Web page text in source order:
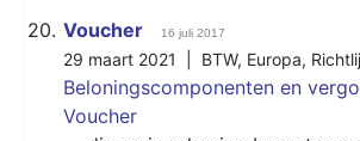
20. Voucher 16 juli 2017
29 maart 2021 | BTW, Europa,
Beloningscomponenten en
Voucher